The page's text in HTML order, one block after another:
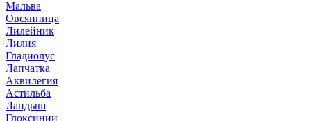
Мальва
Овсянница
Лилейник
Лилия
Гладиолус
Лапчатка
Аквилегия
Астильба
Ландыш
Глоксинии